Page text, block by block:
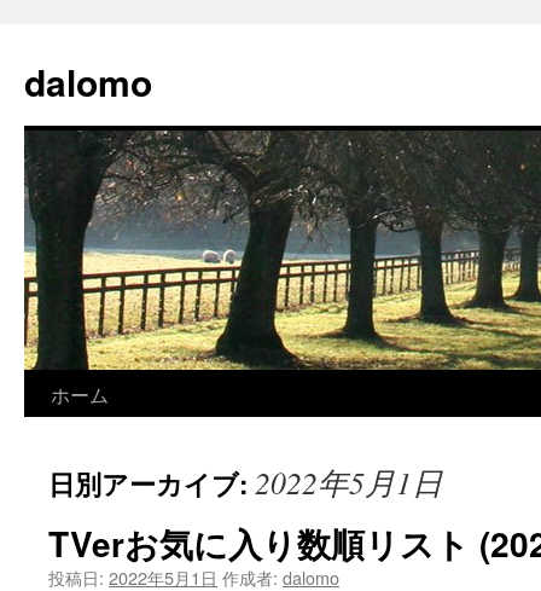
テ
ン
ス
キ
ッ
プ
dalomo
ホーム
日別アーカイブ: 2022年5月1日
TVerお気に入り数順リスト
投稿日: 2022年5月1日 作成者: dalomo